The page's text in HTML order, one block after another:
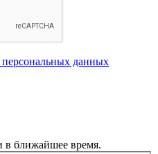
персональных данных
в ближайшее время.